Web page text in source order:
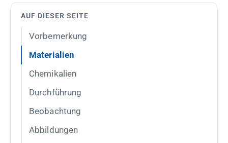
AUF DIESER SEITE
Vorbemerkung
Materialien
Chemikalien
Durchführung
Beobachtung
Abbildungen